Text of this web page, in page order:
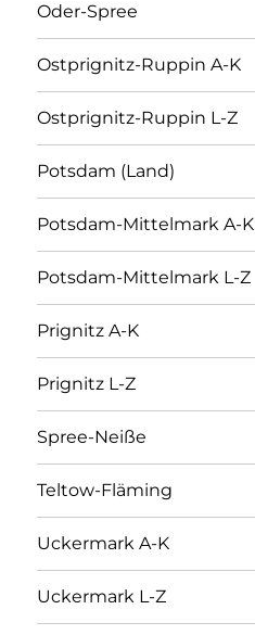
Oder-Spree
Ostprignitz-Ruppin A-K
Ostprignitz-Ruppin L-Z
Potsdam (Land)
Potsdam-Mittelmark A-K
Potsdam-Mittelmark L-Z
Prignitz A-K
Prignitz L-Z
Spree-Neiße
Teltow-Fläming
Uckermark A-K
Uckermark L-Z